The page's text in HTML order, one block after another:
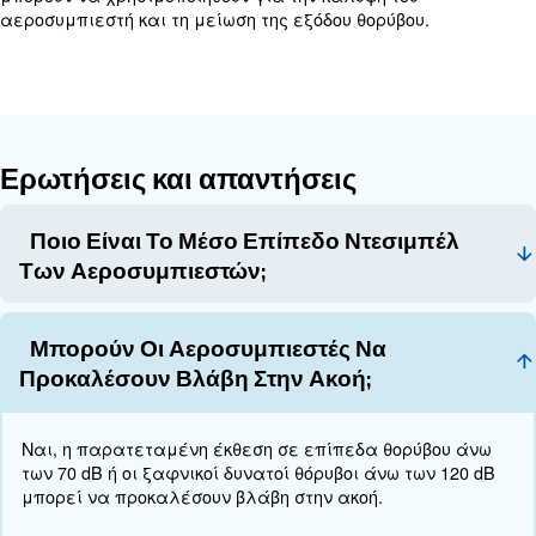
χαρακτηριστικά που βελτιώνουν την απόδοση και
χαρακτηριστικά ασφαλείας για να
Προϋπολογισμός:Οι αθόρυβοι αεροσυμπιεστές
τεχνολογιών μείωσης θορύβου και των προηγμένων
χαρακτηριστικών τους. Καθορίστε τον
αναζητήστε μοντέλα που προσφέρουν την
την επένδυσή σας.